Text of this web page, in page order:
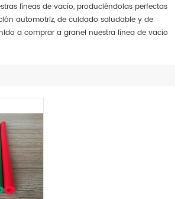
líneas de vacío, produciéndolas perfectas
automotriz, de cuidado saludable y de
a comprar a granel nuestra línea de vacío